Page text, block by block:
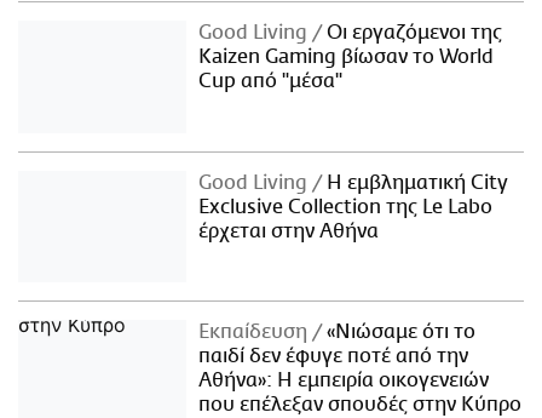
Good Living
Οι εργαζόμενοι της
Kaizen Gaming βίωσαν το World
Cup από "μέσα"
Good Living
Η εμβληματική City
Exclusive Collection της Le Labo
έρχεται στην Αθήνα
Εκπαίδευση
«Νιώσαμε ότι το
παιδί δεν έφυγε ποτέ από την
Αθήνα»: Η εμπειρία οικογενειών
που επέλεξαν σπουδές στην Κύπρο